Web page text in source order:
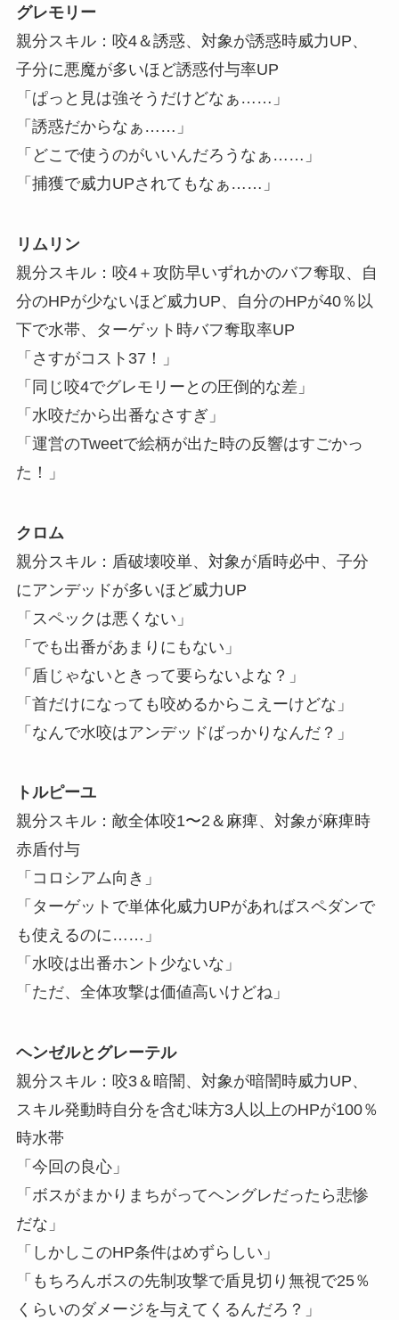
グレモリー
親分スキル：咬4＆誘惑、対象が誘惑時威力UP、
子分に悪魔が多いほど誘惑付与率UP
「ぱっと見は強そうだけどなぁ……」
「誘惑だからなぁ……」
「どこで使うのがいいんだろうなぁ……」
「捕獲で威力UPされてもなぁ……」
リムリン
親分スキル：咬4＋攻防早いずれかのバフ奪取、自
分のHPが少ないほど威力UP、自分のHPが40％以
下で水帯、ターゲット時バフ奪取率UP
「さすがコスト37！」
「同じ咬4でグレモリーとの圧倒的な差」
「水咬だから出番なさすぎ」
「運営のTweetで絵柄が出た時の反響はすごかっ
た！」
クロム
親分スキル：盾破壊咬単、対象が盾時必中、子分
にアンデッドが多いほど威力UP
「スペックは悪くない」
「でも出番があまりにもない」
「盾じゃないときって要らないよな？」
「首だけになっても咬めるからこえーけどな」
「なんで水咬はアンデッドばっかりなんだ？」
トルピーユ
親分スキル：敵全体咬1〜2＆麻痺、対象が麻痺時
赤盾付与
「コロシアム向き」
「ターゲットで単体化威力UPがあればスペダンで
も使えるのに……」
「水咬は出番ホント少ないな」
「ただ、全体攻撃は価値高いけどね」
ヘンゼルとグレーテル
親分スキル：咬3＆暗闇、対象が暗闇時威力UP、
スキル発動時自分を含む味方3人以上のHPが100％
時水帯
「今回の良心」
「ボスがまかりまちがってヘングレだったら悲惨
だな」
「しかしこのHP条件はめずらしい」
「もちろんボスの先制攻撃で盾見切り無視で25％
くらいのダメージを与えてくるんだろ？」